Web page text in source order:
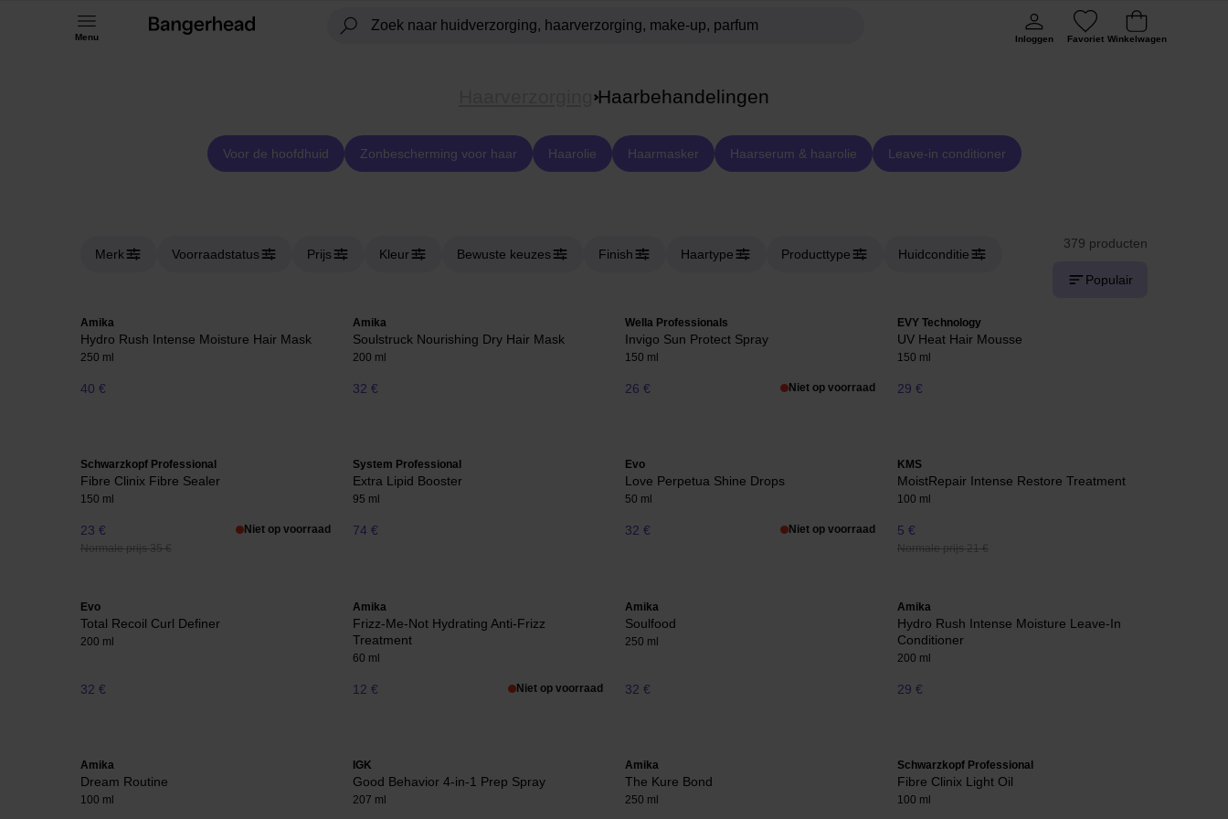
Menu Inloggen Favoriet Winkelwagen
Haarbehandelingen
Voor de hoofdhuid Zonbescherming voor haar Haarolie Haarmasker Haarserum & haarolie Leave-in conditioner
Merk Voorraadstatus Prijs Kleur Bewuste keuzes Finish Haartype Producttype Huidconditie
379 producten
Populair
Amika
Hydro Rush Intense Moisture Hair Mask
250 ml
40 €
Amika
Soulstruck Nourishing Dry Hair Mask
200 ml
32 €
Wella Professionals
Invigo Sun Protect Spray
150 ml
26 € Niet op voorraad
EVY Technology
UV Heat Hair Mousse
150 ml
29 €
Schwarzkopf Professional
Fibre Clinix Fibre Sealer
150 ml
23 €
Normale prijs 35 €
Niet op voorraad
System Professional
Extra Lipid Booster
95 ml
74 €
Evo
Love Perpetua Shine Drops
50 ml
32 € Niet op voorraad
KMS
MoistRepair Intense Restore Treatment
100 ml
5 €
Normale prijs 21 €
Evo
Total Recoil Curl Definer
200 ml
32 €
Amika
Frizz-Me-Not Hydrating Anti-Frizz
Treatment
60 ml
12 € Niet op voorraad
Amika
Soulfood
250 ml
32 €
Amika
Hydro Rush Intense Moisture Leave-In
Conditioner
200 ml
29 €
Amika
Dream Routine
100 ml
IGK
Good Behavior 4-in-1 Prep Spray
207 ml
Amika
The Kure Bond
250 ml
Schwarzkopf Professional
Fibre Clinix Light Oil
100 ml